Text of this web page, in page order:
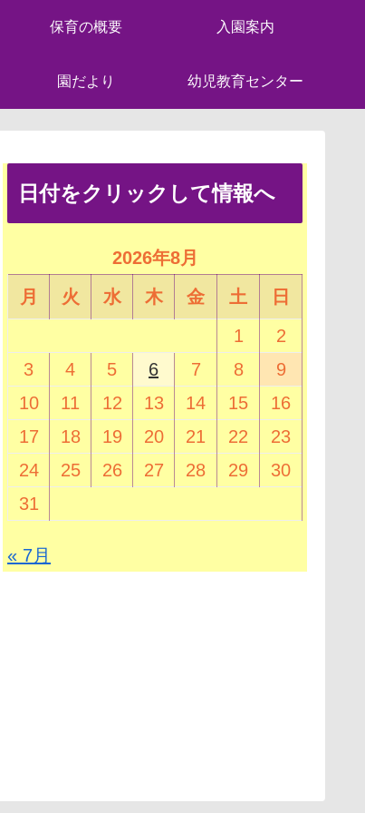
保育の概要 入園案内
園だより 幼児教育センター
日付をクリックして情報へ
2026年8月
月
火 水 木 金 土
日
1
2
3
4 5 6 7 8
9
10
11 12 13 14 15
16
17
18 19 20 21 22
23
24
25 26 27 28 29
30
31
« 7月